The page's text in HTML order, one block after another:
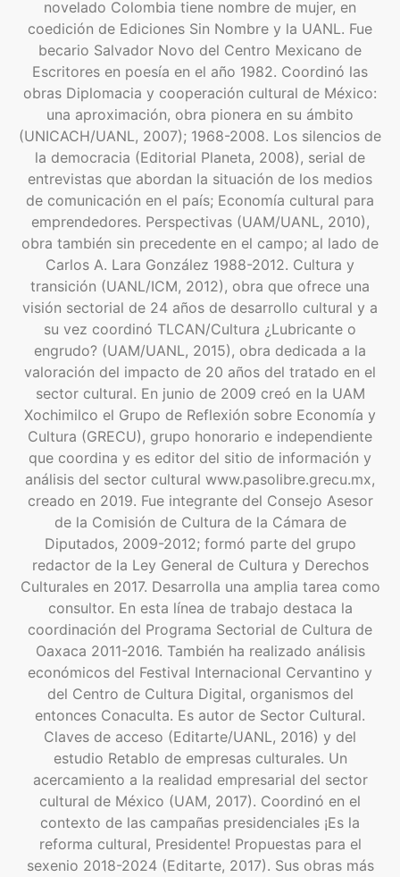
novelado Colombia tiene nombre de mujer, en
coedición de Ediciones Sin Nombre y la UANL. Fue
becario Salvador Novo del Centro Mexicano de
Escritores en poesía en el año 1982. Coordinó las
obras Diplomacia y cooperación cultural de México:
una aproximación, obra pionera en su ámbito
(UNICACH/UANL, 2007); 1968-2008. Los silencios de
la democracia (Editorial Planeta, 2008), serial de
entrevistas que abordan la situación de los medios
de comunicación en el país; Economía cultural para
emprendedores. Perspectivas (UAM/UANL, 2010),
obra también sin precedente en el campo; al lado de
Carlos A. Lara González 1988-2012. Cultura y
transición (UANL/ICM, 2012), obra que ofrece una
visión sectorial de 24 años de desarrollo cultural y a
su vez coordinó TLCAN/Cultura ¿Lubricante o
engrudo? (UAM/UANL, 2015), obra dedicada a la
valoración del impacto de 20 años del tratado en el
sector cultural. En junio de 2009 creó en la UAM
Xochimilco el Grupo de Reflexión sobre Economía y
Cultura (GRECU), grupo honorario e independiente
que coordina y es editor del sitio de información y
análisis del sector cultural www.pasolibre.grecu.mx,
creado en 2019. Fue integrante del Consejo Asesor
de la Comisión de Cultura de la Cámara de
Diputados, 2009-2012; formó parte del grupo
redactor de la Ley General de Cultura y Derechos
Culturales en 2017. Desarrolla una amplia tarea como
consultor. En esta línea de trabajo destaca la
coordinación del Programa Sectorial de Cultura de
Oaxaca 2011-2016. También ha realizado análisis
económicos del Festival Internacional Cervantino y
del Centro de Cultura Digital, organismos del
entonces Conaculta. Es autor de Sector Cultural.
Claves de acceso (Editarte/UANL, 2016) y del
estudio Retablo de empresas culturales. Un
acercamiento a la realidad empresarial del sector
cultural de México (UAM, 2017). Coordinó en el
contexto de las campañas presidenciales ¡Es la
reforma cultural, Presidente! Propuestas para el
sexenio 2018-2024 (Editarte, 2017). Sus obras más